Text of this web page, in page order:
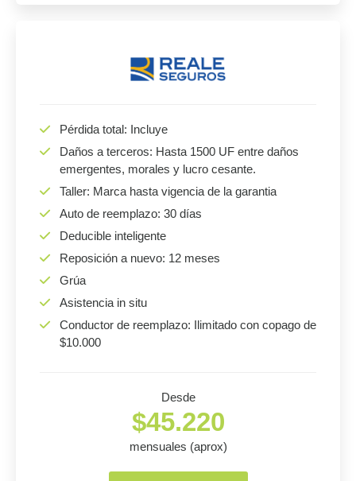
Pérdida total: Incluye
Daños a terceros: Hasta 1500 UF entre daños
emergentes, morales y lucro cesante.
Taller: Marca hasta vigencia de la garantia
Auto de reemplazo: 30 días
Deducible inteligente
Reposición a nuevo: 12 meses
Grúa
Asistencia in situ
Conductor de reemplazo: Ilimitado con copago de
$10.000
Desde
$45.220
mensuales (aprox)